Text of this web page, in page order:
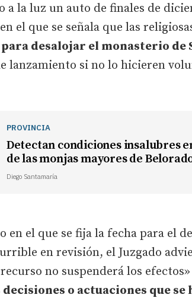
a la luz un auto de finales de
el que se señala que las
para desalojar el monasterio de
lanzamiento si no lo hicieren
PROVINCIA
Detectan condiciones insalubres
de las monjas mayores de
Diego Santamaría
en el que se fija la fecha para el
en revisión, el Juzgado
no suspenderá los
decisiones o actuaciones que se